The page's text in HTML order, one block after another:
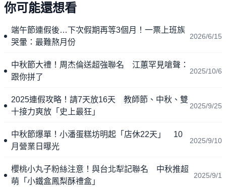
你可能還想看
端午節連假後…下次假期再等3個月！一票上班族
哭暈：最難熬月份
2026/6/15
中秋節大禮！周杰倫送超強聯名 江蕙罕見嗆聲：
跟你拼了
2025/10/6
2025連假攻略！請7天放16天 教師節、中秋、雙
十接力爽放「史上最狂」
2025/9/25
中秋節爆單！小潘蛋糕坊明起「店休22天」 10
月營業日曝光
2025/9/10
櫻桃小丸子粉絲注意！與台北犁記聯名 中秋推超
萌「小鐵盒鳳梨酥禮盒」
2025/9/1